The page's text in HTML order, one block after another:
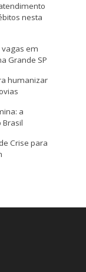
nesta
em
Grande SP
humanizar
a
Crise para